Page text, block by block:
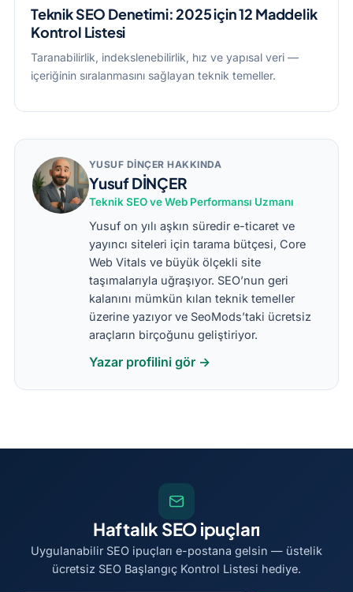
Teknik SEO Denetimi: 2025 için 12 Maddelik
Kontrol Listesi
Taranabilirlik, indekslenebilirlik, hız ve yapısal veri —
içeriğinin sıralanmasını sağlayan teknik temeller.
YUSUF DİNÇER HAKKINDA
Yusuf DİNÇER
Teknik SEO ve Web Performansı Uzmanı
Yusuf on yılı aşkın süredir e-ticaret ve
yayıncı siteleri için tarama bütçesi, Core
Web Vitals ve büyük ölçekli site
taşımalarıyla uğraşıyor. SEO’nun geri
kalanını mümkün kılan teknik temeller
üzerine yazıyor ve SeoMods’taki ücretsiz
araçların birçoğunu geliştiriyor.
Yazar profilini gör →
Haftalık SEO ipuçları
Uygulanabilir SEO ipuçları e-postana gelsin — üstelik
ücretsiz SEO Başlangıç Kontrol Listesi hediye.